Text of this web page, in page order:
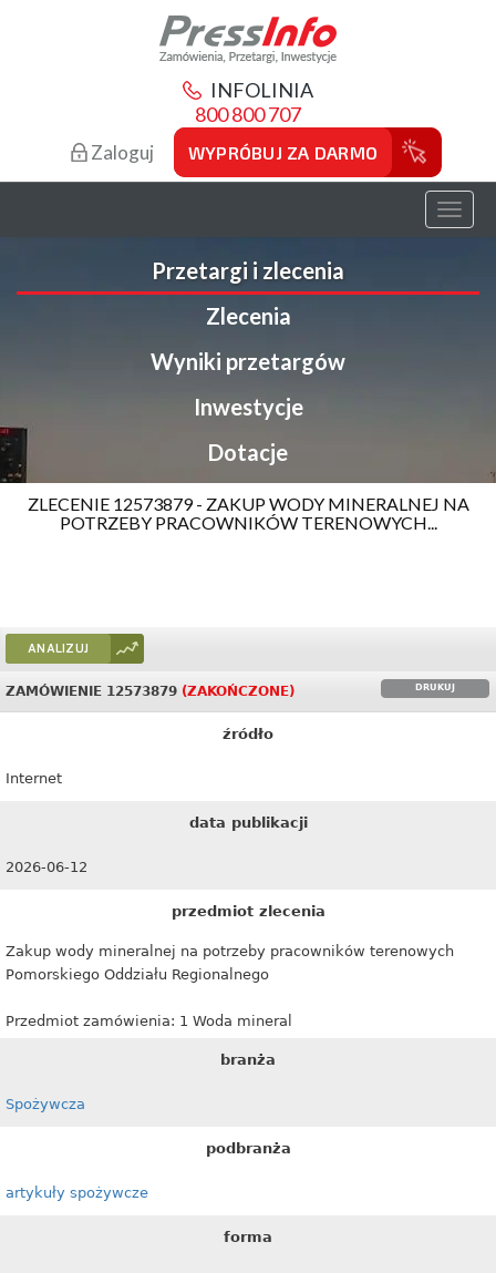
INFOLINIA
800 800 707
Zaloguj WYPRÓBUJ ZA DARMO
Toggle
Przetargi i zlecenia
Zlecenia
Wyniki przetargów
Inwestycje
Dotacje
ZLECENIE 12573879 - ZAKUP WODY MINERALNEJ NA
POTRZEBY PRACOWNIKÓW TERENOWYCH...
ANALIZUJ
DRUKUJ
ZAMÓWIENIE 12573879 (ZAKOŃCZONE)
źródło
Internet
data publikacji
2026-06-12
przedmiot zlecenia
Zakup wody mineralnej na potrzeby pracowników terenowych
Pomorskiego Oddziału Regionalnego
Przedmiot zamówienia: 1 Woda mineral
branża
Spożywcza
podbranża
artykuły spożywcze
forma